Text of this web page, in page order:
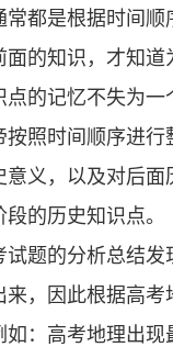
都是根据时间
的知识，才知
的记忆不失为
照时间顺序进
义，以及对后
的历史知识点。
题的分析总结
，因此根据高
：高考地理出现